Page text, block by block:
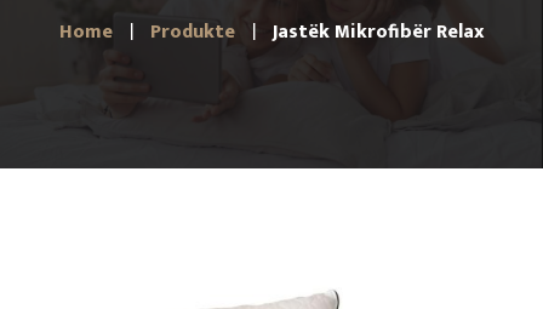
Home Produkte Jastëk Mikrofibër Relax